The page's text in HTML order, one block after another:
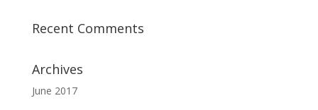
Recent Comments
Archives
June 2017